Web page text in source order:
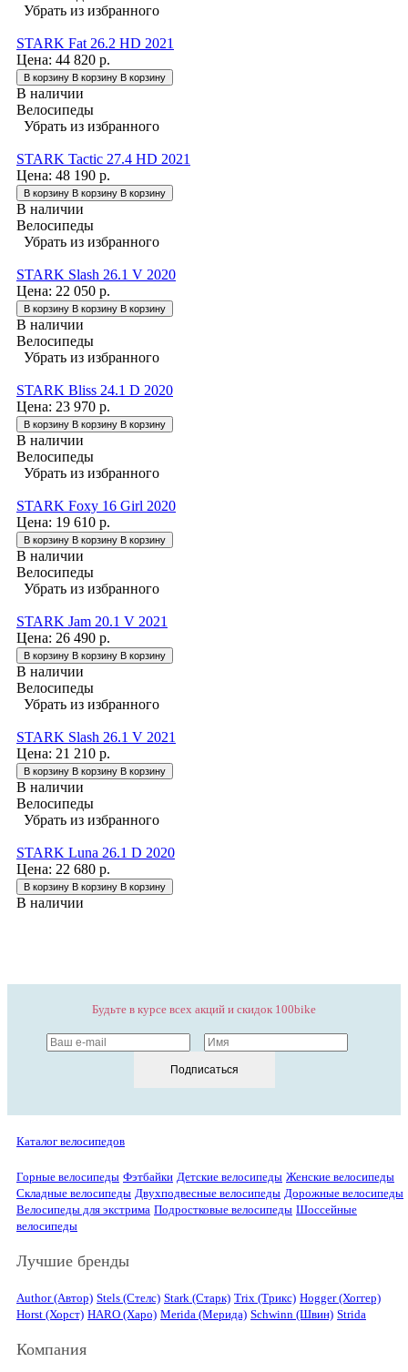
Убрать из избранного
STARK Fat 26.2 HD 2021
Цена: 44 820 р.
В корзину В корзину В корзину
В наличии
Велосипеды
Убрать из избранного
STARK Tactic 27.4 HD 2021
Цена: 48 190 р.
В корзину В корзину В корзину
В наличии
Велосипеды
Убрать из избранного
STARK Slash 26.1 V 2020
Цена: 22 050 р.
В корзину В корзину В корзину
В наличии
Велосипеды
Убрать из избранного
STARK Bliss 24.1 D 2020
Цена: 23 970 р.
В корзину В корзину В корзину
В наличии
Велосипеды
Убрать из избранного
STARK Foxy 16 Girl 2020
Цена: 19 610 р.
В корзину В корзину В корзину
В наличии
Велосипеды
Убрать из избранного
STARK Jam 20.1 V 2021
Цена: 26 490 р.
В корзину В корзину В корзину
В наличии
Велосипеды
Убрать из избранного
STARK Slash 26.1 V 2021
Цена: 21 210 р.
В корзину В корзину В корзину
В наличии
Велосипеды
Убрать из избранного
STARK Luna 26.1 D 2020
Цена: 22 680 р.
В корзину В корзину В корзину
В наличии
Будьте в курсе всех акций и скидок 100bike
Подписаться
Каталог велосипедов
Горные велосипеды Фэтбайки Детские велосипеды Женские велосипеды
Складные велосипеды Двухподвесные велосипеды Дорожные велосипеды
Велосипеды для экстрима Подростковые велосипеды Шоссейные
велосипеды
Лучшие бренды
Author (Автор) Stels (Стелс) Stark (Старк) Trix (Трикс) Hogger (Хоггер)
Horst (Хорст) HARO (Харо) Merida (Мерида) Schwinn (Швин) Strida
Компания